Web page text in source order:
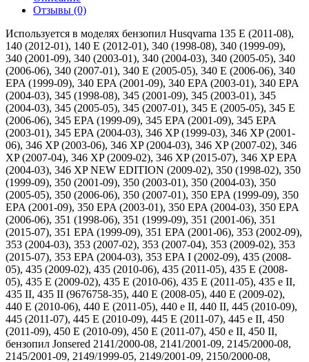
Отзывы (0)
Используется в моделях бензопил Husqvarna 135 E (2011-08),
140 (2012-01), 140 E (2012-01), 340 (1998-08), 340 (1999-09),
340 (2001-09), 340 (2003-01), 340 (2004-03), 340 (2005-05), 340
(2006-06), 340 (2007-01), 340 E (2005-05), 340 E (2006-06), 340
EPA (1999-09), 340 EPA (2001-09), 340 EPA (2003-01), 340 EPA
(2004-03), 345 (1998-08), 345 (2001-09), 345 (2003-01), 345
(2004-03), 345 (2005-05), 345 (2007-01), 345 E (2005-05), 345 E
(2006-06), 345 EPA (1999-09), 345 EPA (2001-09), 345 EPA
(2003-01), 345 EPA (2004-03), 346 XP (1999-03), 346 XP (2001-
06), 346 XP (2003-06), 346 XP (2004-03), 346 XP (2007-02), 346
XP (2007-04), 346 XP (2009-02), 346 XP (2015-07), 346 XP EPA
(2004-03), 346 XP NEW EDITION (2009-02), 350 (1998-02), 350
(1999-09), 350 (2001-09), 350 (2003-01), 350 (2004-03), 350
(2005-05), 350 (2006-06), 350 (2007-01), 350 EPA (1999-09), 350
EPA (2001-09), 350 EPA (2003-01), 350 EPA (2004-03), 350 EPA
(2006-06), 351 (1998-06), 351 (1999-09), 351 (2001-06), 351
(2015-07), 351 EPA (1999-09), 351 EPA (2001-06), 353 (2002-09),
353 (2004-03), 353 (2007-02), 353 (2007-04), 353 (2009-02), 353
(2015-07), 353 EPA (2004-03), 353 EPA I (2002-09), 435 (2008-
05), 435 (2009-02), 435 (2010-06), 435 (2011-05), 435 E (2008-
05), 435 E (2009-02), 435 E (2010-06), 435 E (2011-05), 435 e II,
435 II, 435 II (9676758-35), 440 E (2008-05), 440 E (2009-02),
440 E (2010-06), 440 E (2011-05), 440 e II, 440 II, 445 (2010-09),
445 (2011-07), 445 E (2010-09), 445 E (2011-07), 445 e II, 450
(2011-09), 450 E (2010-09), 450 E (2011-07), 450 e II, 450 II,
бензопил Jonsered 2141/2000-08, 2141/2001-09, 2145/2000-08,
2145/2001-09, 2149/1999-05, 2149/2001-09, 2150/2000-08,